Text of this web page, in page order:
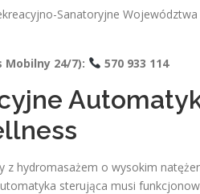
Sanatoryjne
24/7):
570 933 114
z hydromasażem o wysokim
sterująca musi